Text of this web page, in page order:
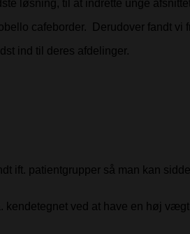
løsning, til at indrette unge
cafeborder. Derudover fandt vi
ind til deres afdelinger.
ift. patientgrupper så man kan
ved at have en høj